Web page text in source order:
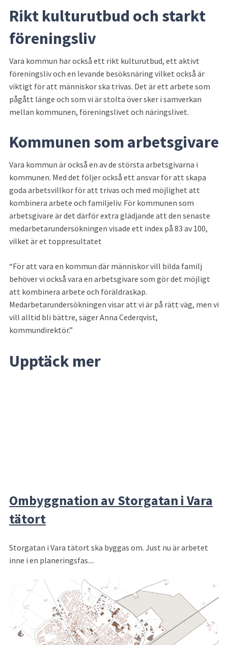
Rikt kulturutbud och starkt
föreningsliv
Vara kommun har också ett rikt kulturutbud, ett aktivt
föreningsliv och en levande besöksnäring vilket också är
viktigt för att människor ska trivas. Det är ett arbete som
pågått länge och som vi är stolta över sker i samverkan
mellan kommunen, föreningslivet och näringslivet.
Kommunen som arbetsgivare
Vara kommun är också en av de största arbetsgivarna i
kommunen. Med det följer också ett ansvar för att skapa
goda arbetsvillkor för att trivas och med möjlighet att
kombinera arbete och familjeliv. För kommunen som
arbetsgivare är det därför extra glädjande att den senaste
medarbetarundersökningen visade ett index på 83 av 100,
vilket är et toppresultatet
För att vara en kommun där människor vill bilda familj
behöver vi också vara en arbetsgivare som gör det möjligt
att kombinera arbete och föräldraskap.
Medarbetarundersökningen visar att vi är på rätt väg, men vi
vill alltid bli bättre, säger Anna Cederqvist,
kommundirektör.
Upptäck mer
Ombyggnation av Storgatan i Vara
tätort
Storgatan i Vara tätort ska byggas om. Just nu är arbetet
inne i en planeringsfas....